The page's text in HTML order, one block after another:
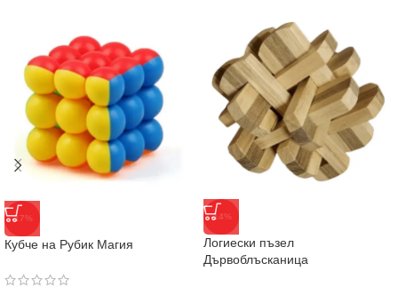
-17%
Кубче на Рубик Магия
-14%
Логиески пъзел
Дървоблъсканица